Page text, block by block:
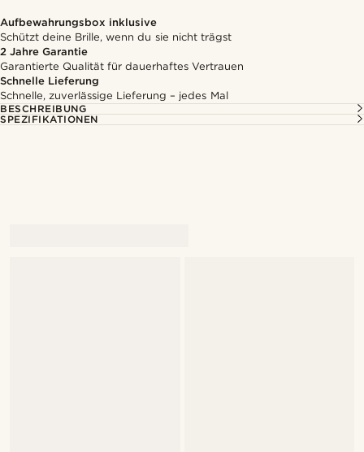
Aufbewahrungsbox inklusive
Schützt deine Brille, wenn du sie nicht trägst
2 Jahre Garantie
Garantierte Qualität für dauerhaftes Vertrauen
Schnelle Lieferung
Schnelle, zuverlässige Lieferung – jedes Mal
BESCHREIBUNG
SPEZIFIKATIONEN